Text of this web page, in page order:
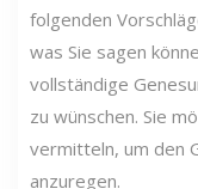
folgenden
was Sie sagen
vollständige
zu wünschen. Sie
vermitteln, um den
anzuregen.